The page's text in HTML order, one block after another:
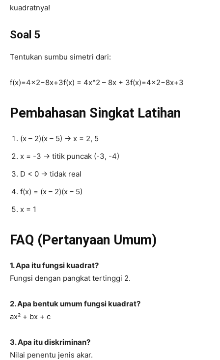
kuadratnya!
Soal 5
Tentukan sumbu simetri dari:
f(x)=4×2−8x+3f(x) = 4x^2 – 8x + 3f(x)=4x2−8x+3
Pembahasan Singkat Latihan
(x – 2)(x – 5) → x = 2, 5
x = -3 → titik puncak (-3, -4)
D < 0 → tidak real
f(x) = (x – 2)(x – 5)
x = 1
FAQ (Pertanyaan Umum)
1. Apa itu fungsi kuadrat?
Fungsi dengan pangkat tertinggi 2.
2. Apa bentuk umum fungsi kuadrat?
ax² + bx + c
3. Apa itu diskriminan?
Nilai penentu jenis akar.